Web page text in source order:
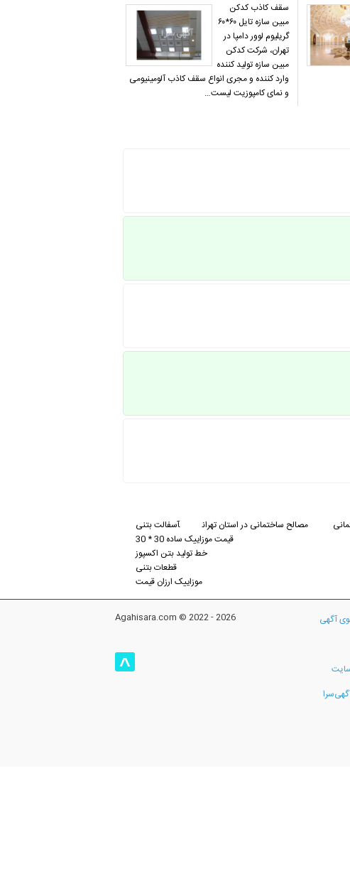
سقف کاذب کدکن
مبین سازه تایل ۶۰*۶۰
گریلیوم لوور دامپا در
تهران، شرکت کدکن
مبین سازه تولید کننده
وارد کننده و مجری انواع سقف کاذب آلومینیومی
و نمای کامپوزیت لیست…
مصالح ساختمانی در استان تهران
آسفالت بتنی
قیمت موزاییک ساده 30 * 30
خط تولید بتن اکسپوز
قطعات بتنی
موزاییک ارزان قیمت
آگهی Agahisara.com © 2022 - 2026
^